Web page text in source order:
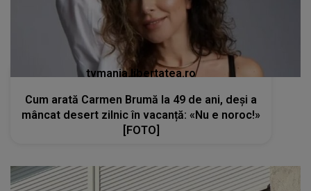
tvmania.libertatea.ro
Cum arată Carmen Brumă la 49 de ani, deși a
mâncat desert zilnic în vacanță: «Nu e noroc!»
[FOTO]